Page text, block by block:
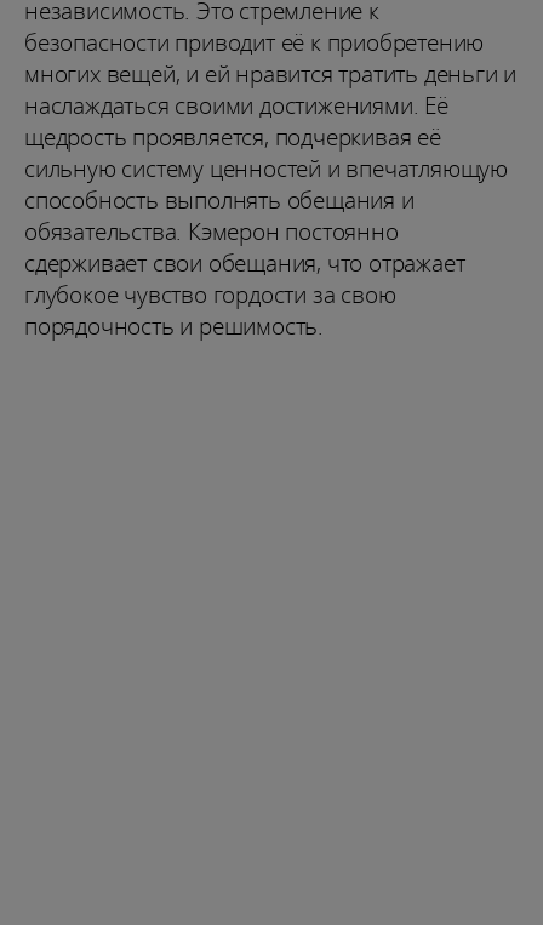
независимость. Это стремление к
безопасности приводит её к приобретению
многих вещей, и ей нравится тратить деньги и
наслаждаться своими достижениями. Её
щедрость проявляется, подчеркивая её
сильную систему ценностей и впечатляющую
способность выполнять обещания и
обязательства. Кэмерон постоянно
сдерживает свои обещания, что отражает
глубокое чувство гордости за свою
порядочность и решимость.